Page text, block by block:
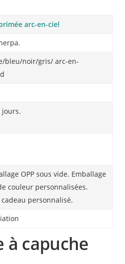
arc-en-ciel
bleu/noir/gris/ arc-en-
jours.
OPP sous vide. Emballage
couleur personnalisées.
personnalisé.
à capuche